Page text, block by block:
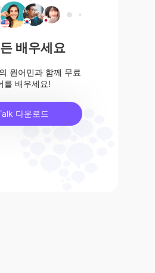
배우세요
원어민과 함께 무료
를 배우세요!
다운로드